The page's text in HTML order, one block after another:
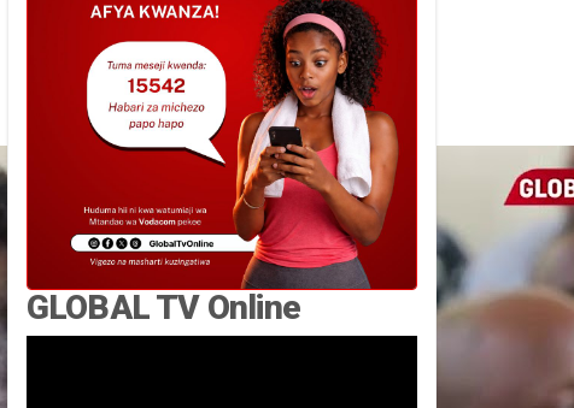
GLOBAL TV Online